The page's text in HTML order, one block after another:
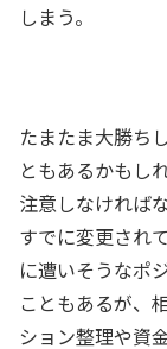
しまう。
たまたま大勝ち
ともあるかもし
注意しなければ
すでに変更され
に遭いそうなポ
こともあるが、
ション整理や資